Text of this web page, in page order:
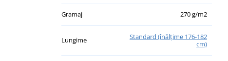
Gramaj 270 g/m2
Lungime
Standard (înălţime 176-182
cm)